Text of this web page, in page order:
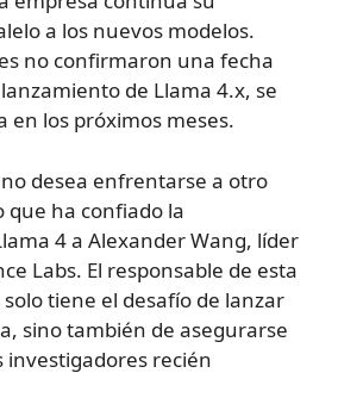
a los nuevos modelos.
no confirmaron una fecha
de Llama 4.x, se
en los próximos meses.
desea enfrentarse a otro
que ha confiado la
4 a Alexander Wang, líder
Labs. El responsable de esta
tiene el desafío de lanzar
sino también de asegurarse
investigadores recién